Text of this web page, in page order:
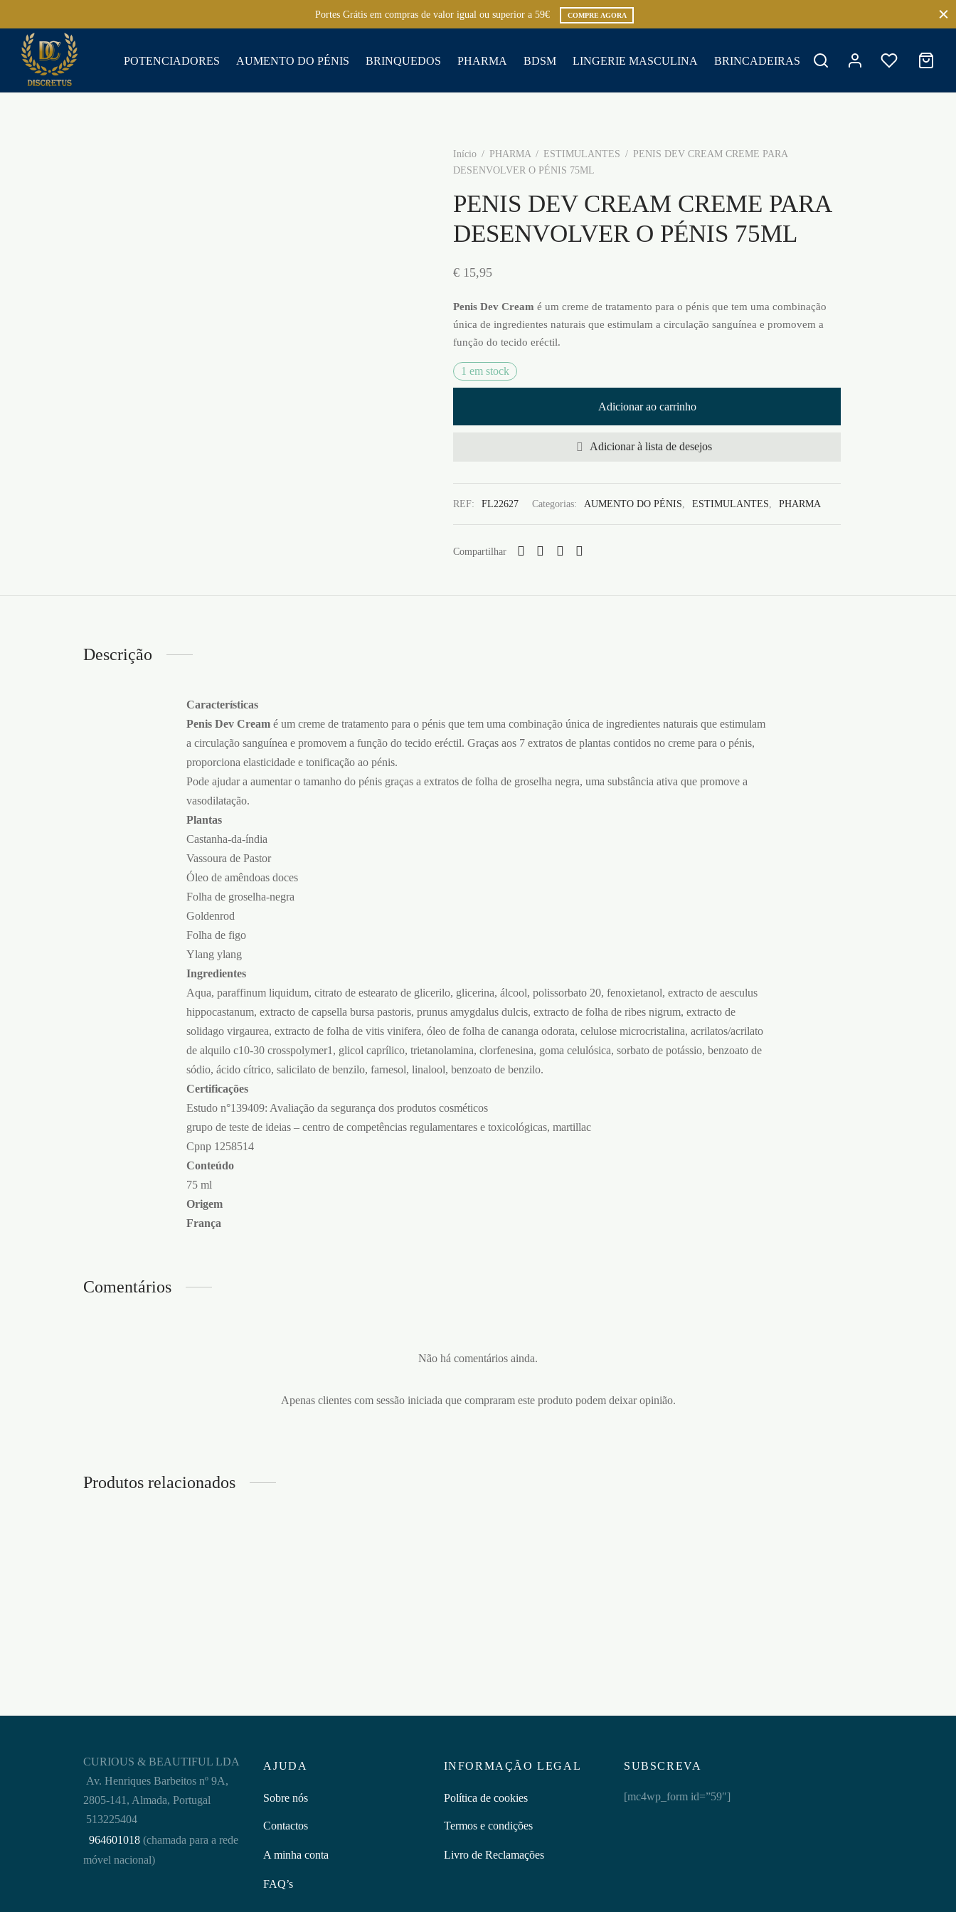
Portes Grátis em compras de valor igual ou superior a 59€ COMPRE AGORA
POTENCIADORES AUMENTO DO PÉNIS BRINQUEDOS PHARMA BDSM LINGERIE MASCULINA BRINCADEIRAS
Início / PHARMA / ESTIMULANTES / PENIS DEV CREAM CREME PARA
DESENVOLVER O PÉNIS 75ML
PENIS DEV CREAM CREME PARA
DESENVOLVER O PÉNIS 75ML
€ 15,95
Penis Dev Cream é um creme de tratamento para o pénis que tem uma combinação
única de ingredientes naturais que estimulam a circulação sanguínea e promovem a
função do tecido eréctil.
1 em stock
Adicionar ao carrinho
Adicionar à lista de desejos
REF: FL22627 Categorias: AUMENTO DO PÉNIS ESTIMULANTES PHARMA
Compartilhar
Descrição
Características
Penis Dev Cream é um creme de tratamento para o pénis que tem uma combinação única de ingredientes naturais que estimulam
a circulação sanguínea e promovem a função do tecido eréctil. Graças aos 7 extratos de plantas contidos no creme para o pénis,
proporciona elasticidade e tonificação ao pénis.
Pode ajudar a aumentar o tamanho do pénis graças a extratos de folha de groselha negra, uma substância ativa que promove a
vasodilatação.
Plantas
Castanha-da-índia
Vassoura de Pastor
Óleo de amêndoas doces
Folha de groselha-negra
Goldenrod
Folha de figo
Ylang ylang
Ingredientes
Aqua, paraffinum liquidum, citrato de estearato de glicerilo, glicerina, álcool, polissorbato 20, fenoxietanol, extracto de aesculus
hippocastanum, extracto de capsella bursa pastoris, prunus amygdalus dulcis, extracto de folha de ribes nigrum, extracto de
solidago virgaurea, extracto de folha de vitis vinifera, óleo de folha de cananga odorata, celulose microcristalina, acrilatos/acrilato
de alquilo c10-30 crosspolymer1, glicol caprílico, trietanolamina, clorfenesina, goma celulósica, sorbato de potássio, benzoato de
sódio, ácido cítrico, salicilato de benzilo, farnesol, linalool, benzoato de benzilo.
Certificações
Estudo n°139409: Avaliação da segurança dos produtos cosméticos
grupo de teste de ideias – centro de competências regulamentares e toxicológicas, martillac
Cpnp 1258514
Conteúdo
75 ml
Origem
França
Comentários
Não há comentários ainda.
Apenas clientes com sessão iniciada que compraram este produto podem deixar opinião.
Produtos relacionados
SUBSCREVA
[mc4wp_form id=”59″]
AJUDA
Sobre nós
Contactos
A minha conta
FAQ’s
INFORMAÇÃO LEGAL
Política de cookies
Termos e condições
Livro de Reclamações
CURIOUS & BEAUTIFUL LDA
Av. Henriques Barbeitos nº 9A,
2805-141, Almada, Portugal
513225404
964601018 (chamada para a rede
móvel nacional)